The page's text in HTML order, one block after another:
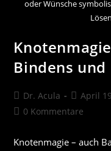
oder Wünsche
Bindens und
Beitrags-
Autor:
Dr. Acula
Beitrag
April
Beitrags-
0 Kommentare
Knotenmagie – auch